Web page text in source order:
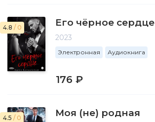
4.8 / 0 Его чёрное сердце
2023
Электронная Аудиокнига
176 ₽
4.5 / 0 Моя (не) родная